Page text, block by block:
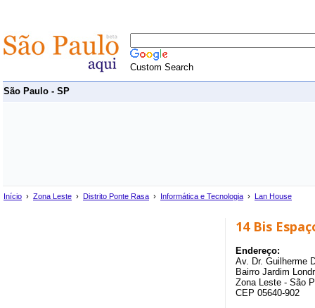
Custom Search
São Paulo - SP
Início › Zona Leste › Distrito Ponte Rasa › Informática e Tecnologia › Lan House
14 Bis
Endereço:
Av. Dr. Guilherme
Bairro Jardim
Zona Leste - São
CEP 05640-902